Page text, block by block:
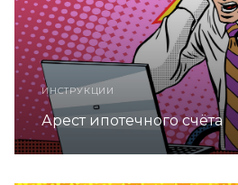
ИНСТРУКЦИИ
Арест ипотечного счёта